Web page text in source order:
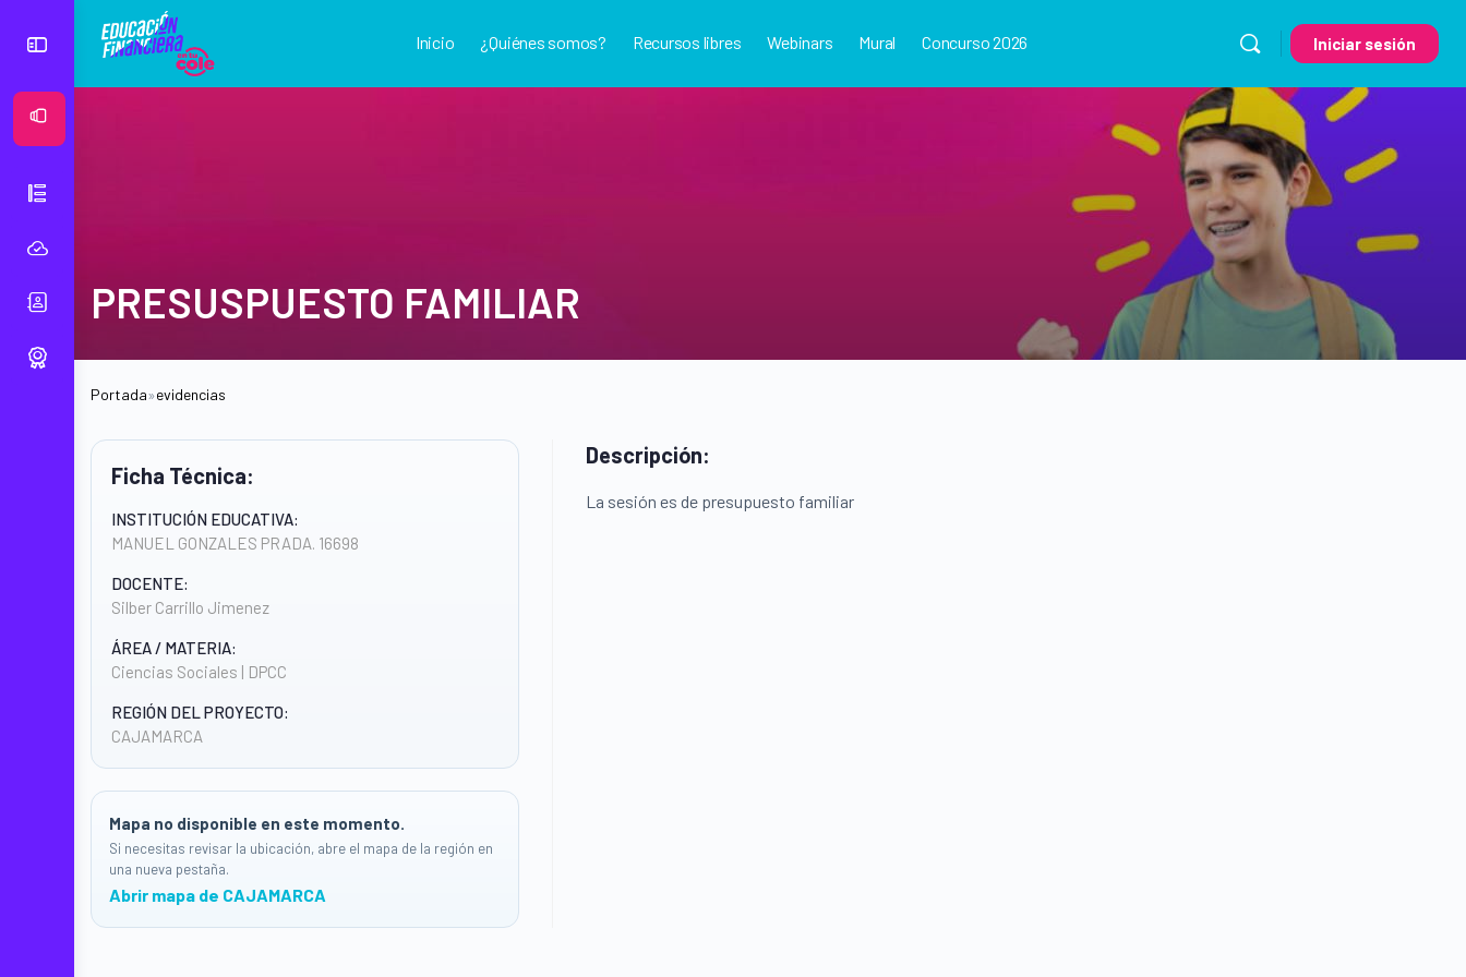
Inicio ¿Quiénes somos? Recursos libres Webinars Mural Concurso 2026 Iniciar sesión
PRESUSPUESTO FAMILIAR
Portada»evidencias
Ficha Técnica:
INSTITUCIÓN EDUCATIVA:
MANUEL GONZALES PRADA. 16698
DOCENTE:
Silber Carrillo Jimenez
ÁREA / MATERIA:
Ciencias Sociales | DPCC
REGIÓN DEL PROYECTO:
CAJAMARCA
Mapa no disponible en este momento.
Si necesitas revisar la ubicación, abre el mapa de la región en
una nueva pestaña.
Abrir mapa de CAJAMARCA
Descripción:
La sesión es de presupuesto familiar